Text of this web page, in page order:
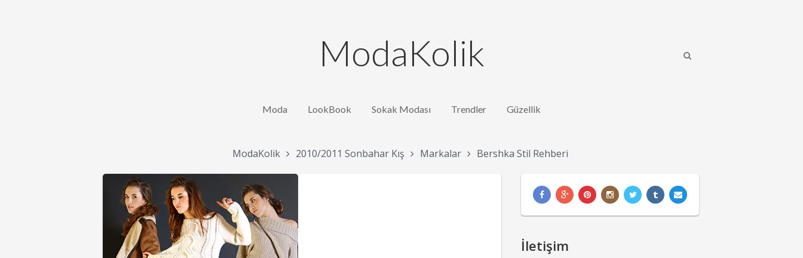
ModaKolik
Moda LookBook Sokak Modası Trendler Güzellik
ModaKolik 2010/2011 Sonbahar Kış Markalar Bershka Stil Rehberi
İletişim